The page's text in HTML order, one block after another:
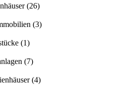
(26)
(3)
(1)
(7)
(4)